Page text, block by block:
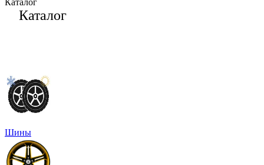
Каталог
Каталог
Шины